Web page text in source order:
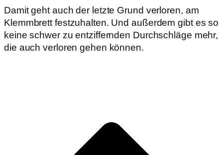
Damit geht auch der letzte Grund verloren, am
Klemmbrett festzuhalten. Und außerdem gibt es so
keine schwer zu entziffernden Durchschläge mehr,
die auch verloren gehen können.